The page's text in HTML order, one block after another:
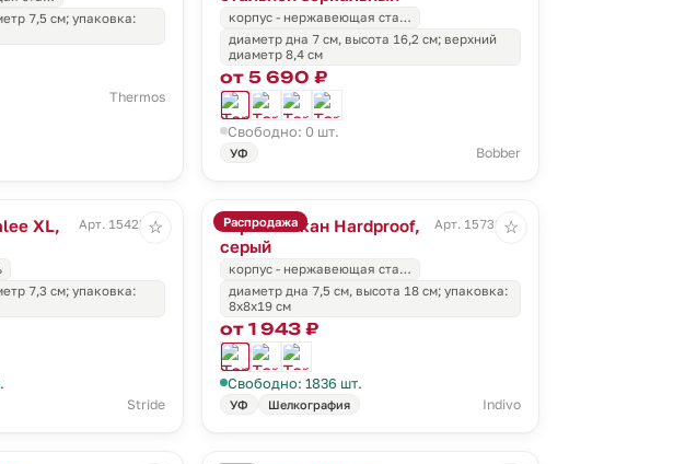
7,5 см; упаковка:
Thermos
корпус - нержавеющая ста…
диаметр дна 7 см, высота 16,2 см; верхний
диаметр 8,4 см
от 5 690 ₽
Свободно: 0 шт.
УФ Bobber
XL,
Арт. 15425.10
7,3 см; упаковка:
Stride
☆ Распродажа
Термостакан Hardproof,
серый
Арт. 15738.10
корпус - нержавеющая ста…
диаметр дна 7,5 см, высота 18 см; упаковка:
8x8x19 см
от 1 943 ₽
Свободно: 1836 шт.
УФ Шелкография Indivo
☆